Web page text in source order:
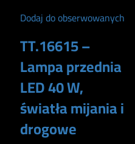
Dodaj do obserwowanych
TT.16615 –
Lampa przednia
LED 40 W,
światła mijania i
drogowe